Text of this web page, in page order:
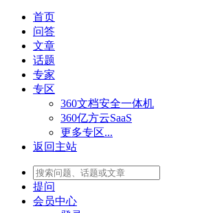
首页
问答
文章
话题
专家
专区
360文档安全一体机
360亿方云SaaS
更多专区...
返回主站
提问
会员中心